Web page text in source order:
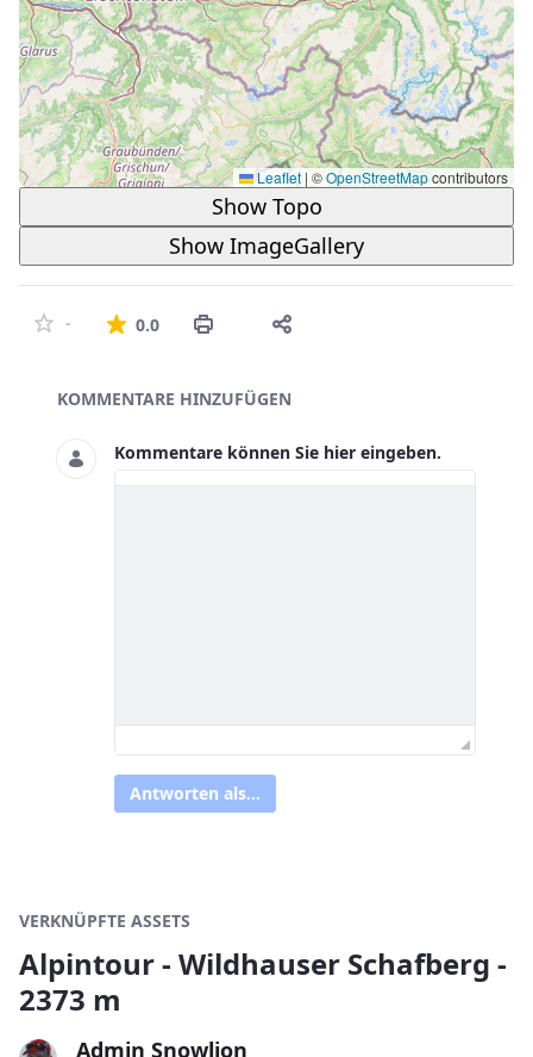
Leaflet | ©OpenStreetMapcontributors
Show Topo
Show ImageGallery
- 0.0Die durchschnittliche Bewertung ist
Asset-Herausgeber
KOMMENTARE HINZUFÜGEN
Kommentare können Sie hier eingeben.
Antworten als...
VERKNÜPFTE ASSETS
Alpintour - Wildhauser Schafberg -
2373 m
Admin Snowlion